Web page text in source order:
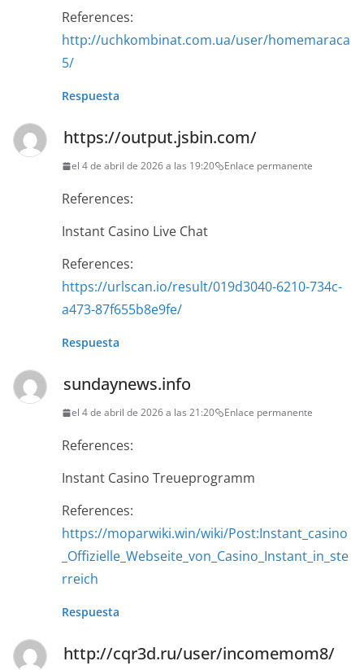
References:
http://uchkombinat.com.ua/user/homemaraca
5/
Respuesta
https://output.jsbin.com/
el 4 de abril de 2026 a las 19:20 Enlace permanente
References:
Instant Casino Live Chat
References:
https://urlscan.io/result/019d3040-6210-734c-
a473-87f655b8e9fe/
Respuesta
sundaynews.info
el 4 de abril de 2026 a las 21:20 Enlace permanente
References:
Instant Casino Treueprogramm
References:
https://moparwiki.win/wiki/Post:Instant_casino
_Offizielle_Webseite_von_Casino_Instant_in_ste
rreich
Respuesta
http://cqr3d.ru/user/incomemom8/